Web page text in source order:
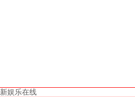
新娱乐在线